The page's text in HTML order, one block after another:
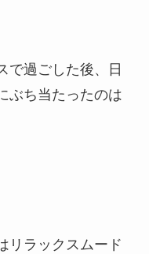
で過ごした後、日
ぶち当たったのは
リラックスムード